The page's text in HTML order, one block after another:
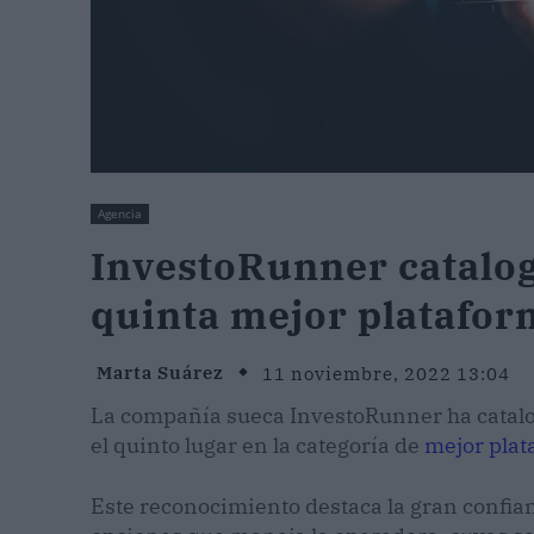
Agencia
InvestoRunner
quinta mejor
Marta Suárez 11 noviembre, 2022 13:04
La compañía sueca InvestoRunner ha
el quinto lugar en la categoría de mejor
Este reconocimiento destaca la gran